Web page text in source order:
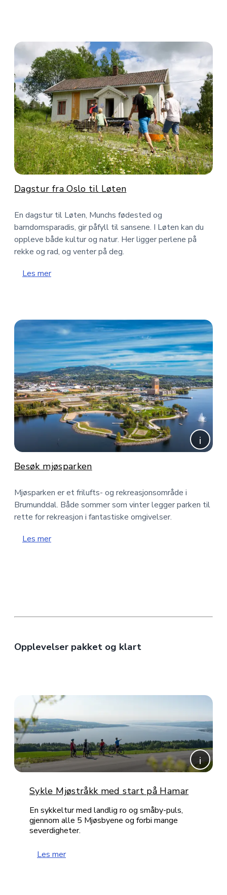
Dagstur fra Oslo til Løten
En dagstur til Løten, Munchs fødested og
barndomsparadis, gir påfyll til sansene. I Løten kan du
oppleve både kultur og natur. Her ligger perlene på
rekke og rad, og venter på deg.
Les mer
Besøk mjøsparken
Mjøsparken er et frilufts- og rekreasjonsområde i
Brumunddal. Både sommer som vinter legger parken til
rette for rekreasjon i fantastiske omgivelser.
Les mer
Opplevelser pakket og klart
Sykle Mjøstråkk med start på Hamar
En sykkeltur med landlig ro og småby-puls,
gjennom alle 5 Mjøsbyene og forbi mange
severdigheter.
Les mer